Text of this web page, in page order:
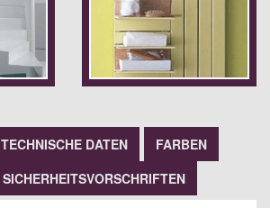
TECHNISCHE DATEN
FARBEN
SICHERHEITSVORSCHRIFTEN